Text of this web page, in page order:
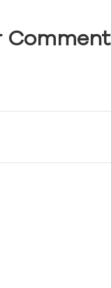
Comment